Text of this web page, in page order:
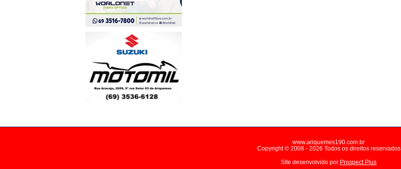
www.ariquemes190.com.br
Copyright © 2008 - 2026 Todos os direitos reservados
Site desenvolvido por Prospect Plus